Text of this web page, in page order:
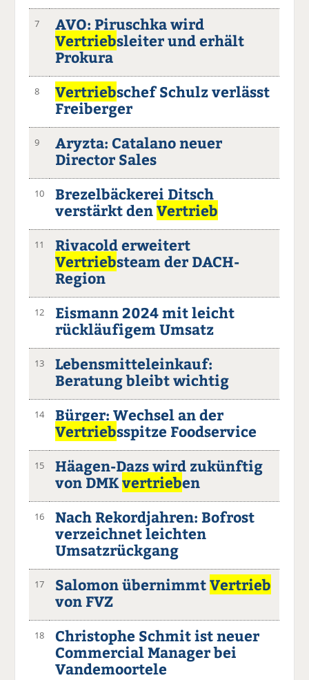
7
AVO: Piruschka wird
Vertriebsleiter und erhält
Prokura
8 Vertriebschef Schulz verlässt
Freiberger
9
Aryzta: Catalano neuer
Director Sales
10
Brezelbäckerei Ditsch
verstärkt denVertrieb
11
Rivacold erweitert
Vertriebsteam der DACH-
Region
12
Eismann 2024 mit leicht
rückläufigem Umsatz
13
Lebensmitteleinkauf:
Beratung bleibt wichtig
14
Bürger: Wechsel an der
Vertriebsspitze Foodservice
15
Häagen-Dazs wird zukünftig
von DMKvertrieben
16
Nach Rekordjahren: Bofrost
verzeichnet leichten
Umsatzrückgang
17 Salomon übernimmtVertrieb
von FVZ
18
Christophe Schmit ist neuer
Commercial Manager bei
Vandemoortele